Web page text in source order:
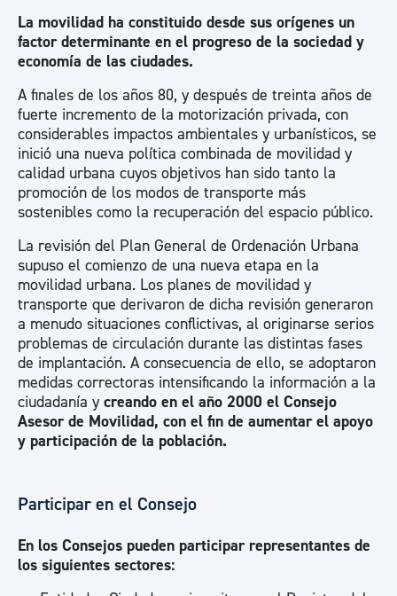
La movilidad ha constituido desde sus orígenes un
factor determinante en el progreso de la sociedad y
economía de las ciudades.
A finales de los años 80, y después de treinta años de
fuerte incremento de la motorización privada, con
considerables impactos ambientales y urbanísticos, se
inició una nueva política combinada de movilidad y
calidad urbana cuyos objetivos han sido tanto la
promoción de los modos de transporte más
sostenibles como la recuperación del espacio público.
La revisión del Plan General de Ordenación Urbana
supuso el comienzo de una nueva etapa en la
movilidad urbana. Los planes de movilidad y
transporte que derivaron de dicha revisión generaron
a menudo situaciones conflictivas, al originarse serios
problemas de circulación durante las distintas fases
de implantación. A consecuencia de ello, se adoptaron
medidas correctoras intensificando la información a la
ciudadanía y creando en el año 2000 el Consejo
Asesor de Movilidad, con el fin de aumentar el apoyo
y participación de la población.
Participar en el Consejo
En los Consejos pueden participar representantes de
los siguientes sectores: